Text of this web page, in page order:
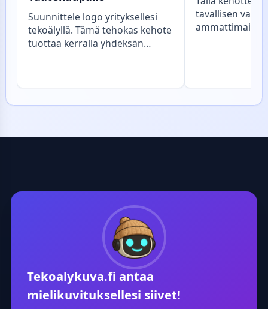
Suunnittele logo yrityksellesi
tekoälyllä. Tämä tehokas kehote
tuottaa kerralla yhdeksän
korostavat värikkäitä
samaa rakennetta mille tahansa
kauneudenhoito, ja saat heti
tavallisen
karikatyyri,
Tekoalykuva.fi antaa
mielikuvituksellesi siivet!